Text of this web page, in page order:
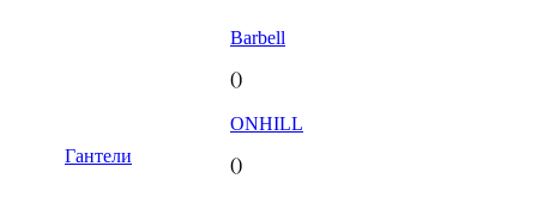
Гантели
Barbell
()
ONHILL
()